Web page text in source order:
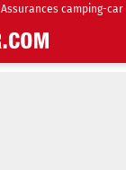
Assurances camping-car